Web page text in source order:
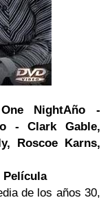
NightAño -
- Clark Gable,
Roscoe Karns,
Película
de los años 30,